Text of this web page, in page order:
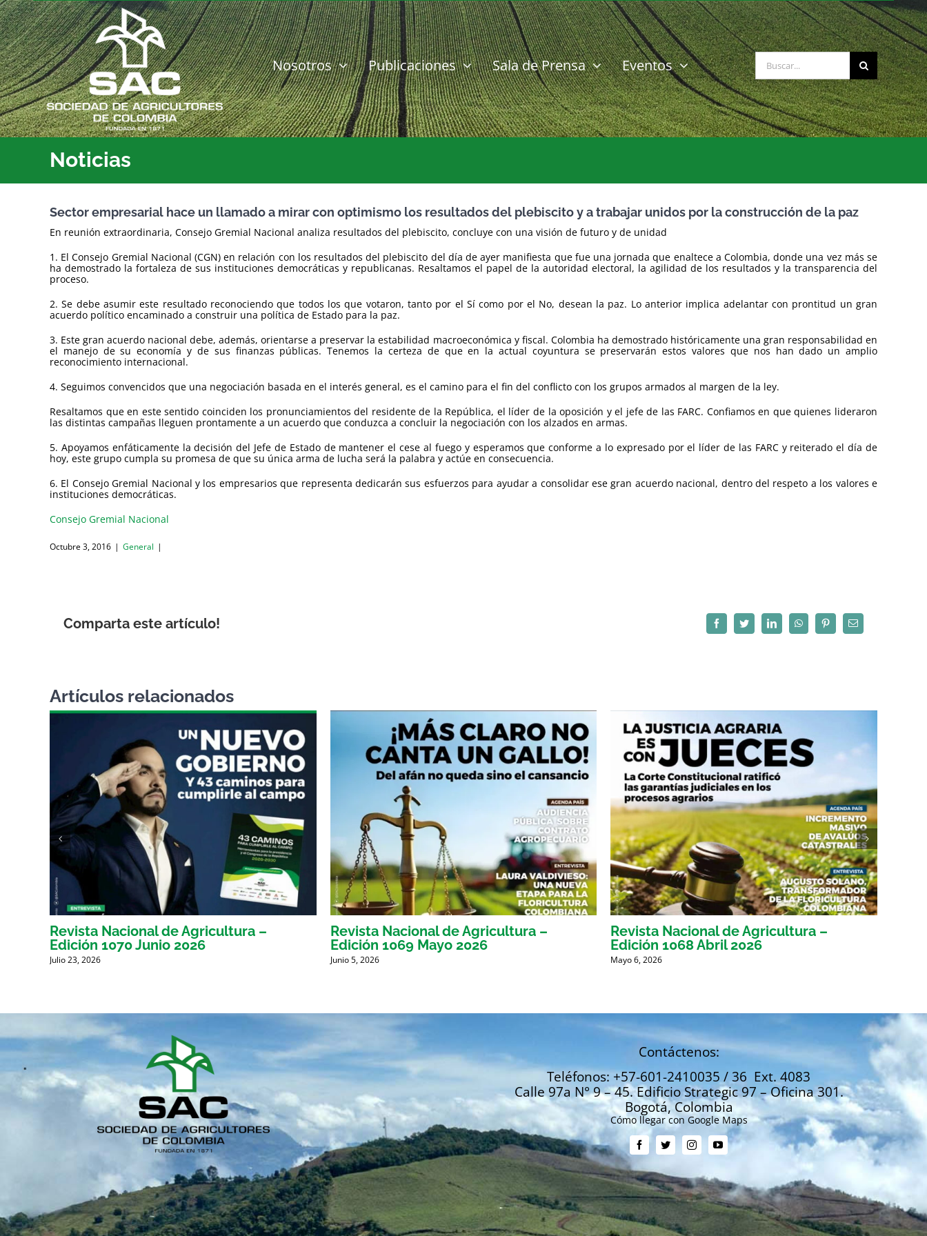
Saltar
al
contenido
Nosotros Publicaciones Sala de Prensa Eventos Buscar:
Noticias
Sector empresarial hace un llamado a mirar con optimismo los resultados del plebiscito y a trabajar unidos por la construcción de la paz
En reunión extraordinaria, Consejo Gremial Nacional analiza resultados del plebiscito, concluye con una visión de futuro y de unidad
1. El Consejo Gremial Nacional (CGN) en relación con los resultados del plebiscito del día de ayer manifiesta que fue una jornada que enaltece a Colombia, donde una vez más se
ha demostrado la fortaleza de sus instituciones democráticas y republicanas. Resaltamos el papel de la autoridad electoral, la agilidad de los resultados y la transparencia del
proceso.
2. Se debe asumir este resultado reconociendo que todos los que votaron, tanto por el Sí como por el No, desean la paz. Lo anterior implica adelantar con prontitud un gran
acuerdo político encaminado a construir una política de Estado para la paz.
3. Este gran acuerdo nacional debe, además, orientarse a preservar la estabilidad macroeconómica y fiscal. Colombia ha demostrado históricamente una gran responsabilidad en
el manejo de su economía y de sus finanzas públicas. Tenemos la certeza de que en la actual coyuntura se preservarán estos valores que nos han dado un amplio
reconocimiento internacional.
4. Seguimos convencidos que una negociación basada en el interés general, es el camino para el fin del conflicto con los grupos armados al margen de la ley.
Resaltamos que en este sentido coinciden los pronunciamientos del residente de la República, el líder de la oposición y el jefe de las FARC. Confiamos en que quienes lideraron
las distintas campañas lleguen prontamente a un acuerdo que conduzca a concluir la negociación con los alzados en armas.
5. Apoyamos enfáticamente la decisión del Jefe de Estado de mantener el cese al fuego y esperamos que conforme a lo expresado por el líder de las FARC y reiterado el día de
hoy, este grupo cumpla su promesa de que su única arma de lucha será la palabra y actúe en consecuencia.
6. El Consejo Gremial Nacional y los empresarios que representa dedicarán sus esfuerzos para ayudar a consolidar ese gran acuerdo nacional, dentro del respeto a los valores e
instituciones democráticas.
Consejo Gremial Nacional
Octubre 3, 2016 | General |
Comparta este artículo! FacebookTwitterLinkedInWhatsAppPinterestCorreo
electrónico
Artículos relacionados
Revista Nacional de Agricultura –
Edición 1070 Junio 2026
Julio 23, 2026
Revista Nacional de Agricultura –
Edición 1069 Mayo 2026
Junio 5, 2026
Revista Nacional de Agricultura –
Edición 1068 Abril 2026
Mayo 6, 2026
Contáctenos:
Teléfonos: +57-601-2410035 / 36 Ext. 4083
Calle 97a N° 9 – 45. Edificio Strategic 97 – Oficina 301.
Bogotá, Colombia
Cómo llegar con Google Maps